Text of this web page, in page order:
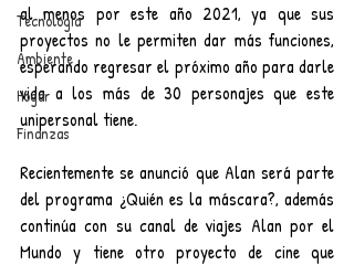
Tecnología
Ambiente
Hogar
Finanzas
al menos por este año 2021, ya que sus
proyectos no le permiten dar más funciones,
esperando regresar el próximo año para darle
vida a los más de 30 personajes que este
unipersonal tiene.
Recientemente se anunció que Alan será parte
del programa ¿Quién es la máscara?, además
continúa con su canal de viajes Alan por el
Mundo y tiene otro proyecto de cine que